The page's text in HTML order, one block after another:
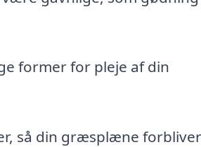
former for pleje af din
så din græsplæne